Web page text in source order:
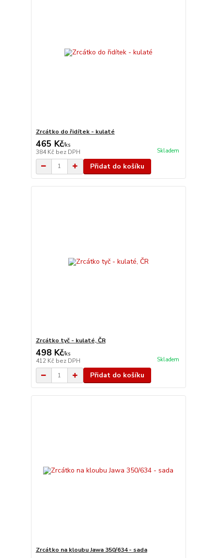
Zrcátko do řidítek - kulaté
465 Kč/ks
384 Kč bez DPH Skladem
Přidat do košíku
Zrcátko tyč - kulaté, ČR
498 Kč/ks
412 Kč bez DPH Skladem
Přidat do košíku
Zrcátko na kloubu Jawa 350/634 - sada